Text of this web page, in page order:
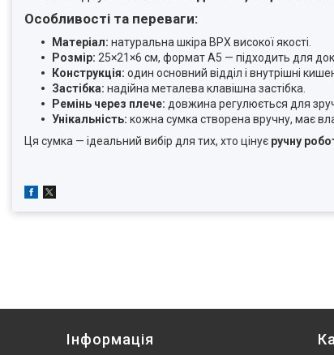
Особливості та переваги:
Матеріал: натуральна шкіра ВРХ високої якості.
Розмір: 25×21×6 см, формат А5 — підходить для
Конструкція: один основний відділ і внутрішні
Застібка: надійна металева клавішна застібка.
Ремінь через плече: довжина регулюється для
Унікальність: кожна сумка створена вручну, має
Ця сумка — ідеальний вибір для тих, хто цінує ручну
Інформація